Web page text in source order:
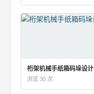
桁架机械手纸箱码垛设计
浏览 30 次